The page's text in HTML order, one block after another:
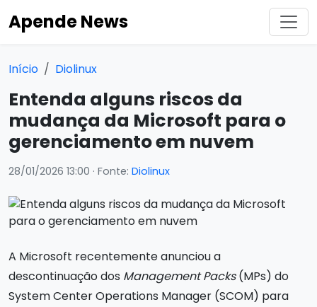
Apende News
Início Diolinux
Entenda alguns riscos da
mudança da Microsoft para o
gerenciamento em nuvem
28/01/2026 13:00 · Fonte: Diolinux
A Microsoft recentemente anunciou a
descontinuação dos Management Packs(MPs) do
System Center Operations Manager (SCOM) para